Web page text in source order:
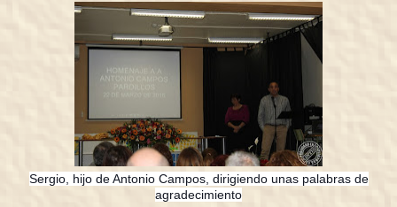
Sergio, hijo de Antonio Campos, dirigiendo unas palabras de
agradecimiento